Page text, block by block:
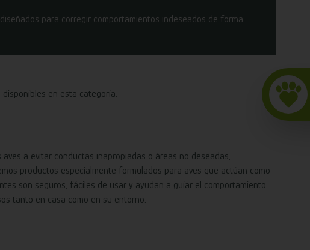
para corregir comportamientos indeseados de forma
en esta categoría.
a evitar conductas inapropiadas o áreas no deseadas,
productos especialmente formulados para aves que actúan como
son seguros, fáciles de usar y ayudan a guiar el comportamiento
tanto en casa como en su entorno.